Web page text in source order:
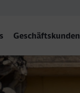
Geschäftskunden